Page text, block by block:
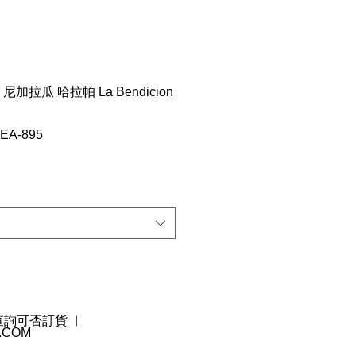
加拉瓜 哈拉帕 La Bendicion
895
可否訂貨 ︳